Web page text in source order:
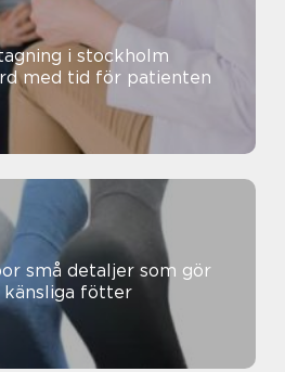
i stockholm
med tid för patienten
gör
fötter